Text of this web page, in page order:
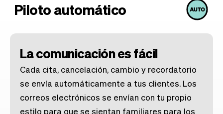
Piloto automático
La comunicación es fácil
Cada cita, cancelación, cambio y recordatorio
se envía automáticamente a tus clientes. Los
correos electrónicos se envían con tu propio
estilo para que se sientan familiares para los